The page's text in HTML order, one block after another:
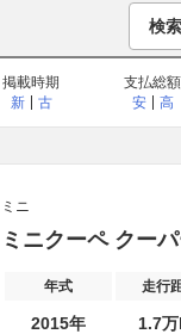
検
掲載時期
新
古
支払総額
安
高
ミニ
ミニクーペ クー
年式 走行
2015年 1.7